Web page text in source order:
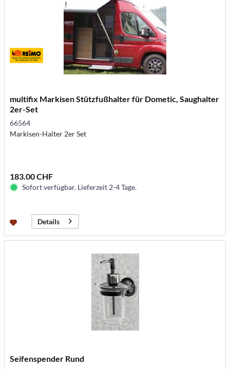
multifix Markisen Stützfußhalter für Dometic, Saughalter
2er-Set
66564
Markisen-Halter 2er Set
183.00 CHF
Sofort verfügbar. Lieferzeit 2-4 Tage.
Details
Seifenspender Rund